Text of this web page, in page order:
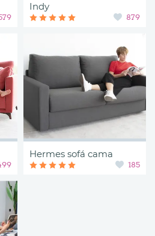
Indy
879
Hermes sofá cama
185